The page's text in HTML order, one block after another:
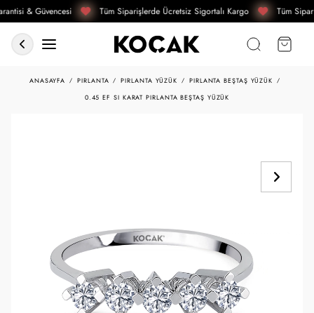
& Güvencesi Tüm Siparişlerde Ücretsiz Sigortalı Kargo Tüm
ANASAYFA PIRLANTA PIRLANTA YÜZÜK
PIRLANTA BEŞTAŞ YÜZÜK
0.45 EF SI KARAT PIRLANTA BEŞTAŞ YÜZÜK